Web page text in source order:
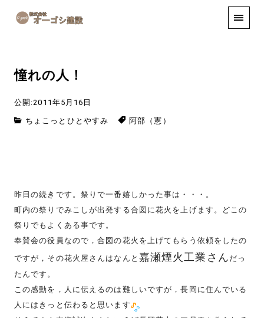
手しごと
憧れの人！
公開:2011年5月16日
ちょこっとひとやすみ 阿部（憲）
昨日の続きです。祭りで一番嬉しかった事は・・・。
町内の祭りでみこしが出発する合図に花火を上げます。どこの
祭りでもよくある事です。
奉賛会の役員なので，合図の花火を上げてもらう依頼をしたの
ですが，その花火屋さんはなんと 嘉瀬煙火工業さん だっ
たんです。
この感動を，人に伝えるのは難しいですが，長岡に住んでいる
人にはきっと伝わると思います